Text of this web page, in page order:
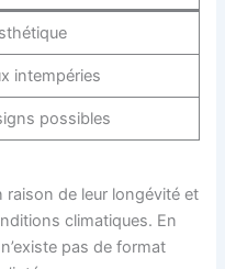
intempéries
possibles
raison de leur longévité et
climatiques. En
pas de format